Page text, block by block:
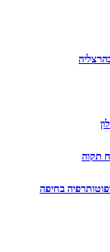
תקוה
בחיפה